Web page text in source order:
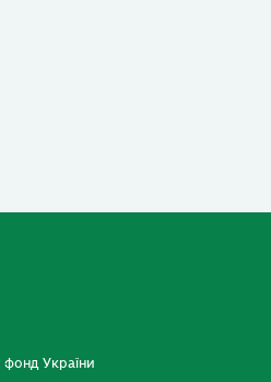
України